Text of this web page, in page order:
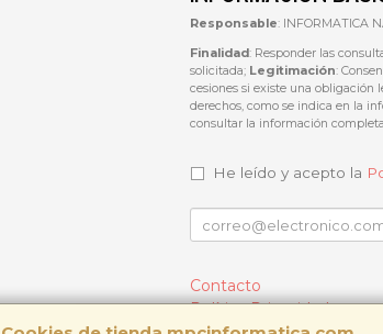
Responsable: INFORMATICA
Finalidad: Responder las
solicitada; Legitimación:
cesiones si existe una obligación
derechos, como se indica en la
consultar la información
He leído y acepto la
Contacto
Política Privacidad